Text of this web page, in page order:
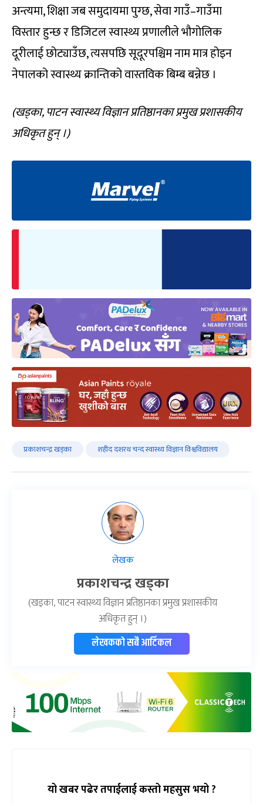
अन्त्यमा, शिक्षा जब समुदायमा पुग्छ, सेवा गाउँ–गाउँमा
विस्तार हुन्छ र डिजिटल स्वास्थ्य प्रणालीले भौगोलिक
दूरीलाई छोट्याउँछ, त्यसपछि सूदूरपश्चिम नाम मात्र होइन
नेपालको स्वास्थ्य क्रान्तिको वास्तविक बिम्ब बन्नेछ ।
(खड्का, पाटन स्वास्थ्य विज्ञान प्रतिष्ठानका प्रमुख प्रशासकीय
अधिकृत हुन् ।)
प्रकाशचन्द्र खड्का शहीद दशरथ चन्द स्वास्थ्य विज्ञान विश्वविद्यालय
लेखक
प्रकाशचन्द्र खड्का
(खड्का, पाटन स्वास्थ्य विज्ञान प्रतिष्ठानका प्रमुख प्रशासकीय
अधिकृत हुन् ।)
लेखकको सबै आर्टिकल
यो खबर पढेर तपाईलाई कस्तो महसुस भयो ?